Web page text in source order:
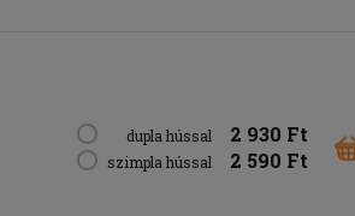
dupla hússal 2 930 Ft
szimpla hússal 2 590 Ft